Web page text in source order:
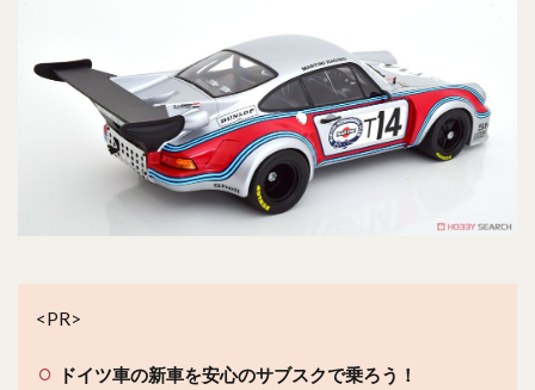
<PR>
ドイツ車の新車を安心のサブスクで乗ろう！